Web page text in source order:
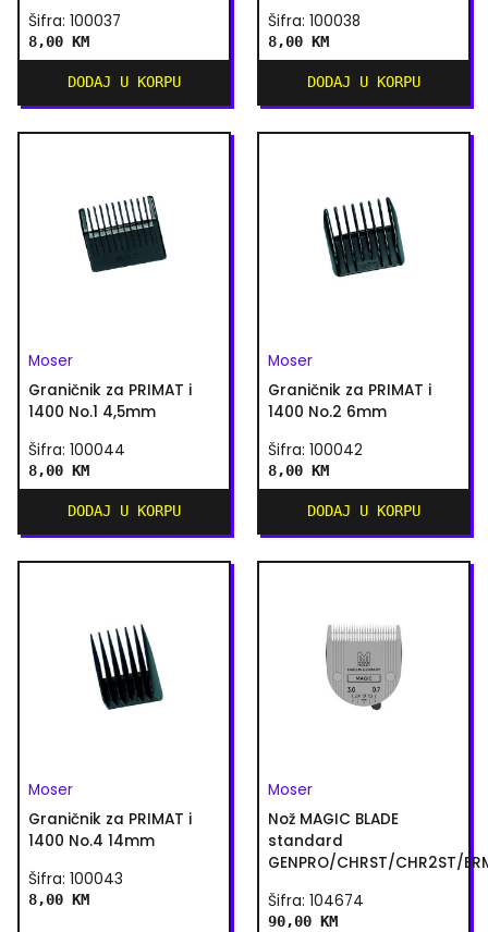
Šifra: 100037
8,00 KM
DODAJ U KORPU
Šifra: 100038
8,00 KM
DODAJ U KORPU
Moser
Graničnik za PRIMAT i
1400 No.1 4,5mm
Šifra: 100044
8,00 KM
DODAJ U KORPU
Moser
Graničnik za PRIMAT i
1400 No.2 6mm
Šifra: 100042
8,00 KM
DODAJ U KORPU
Moser
Graničnik za PRIMAT i
1400 No.4 14mm
Šifra: 100043
8,00 KM
Moser
Nož MAGIC BLADE
standard
GENPRO/CHRST/CHR2ST/
Šifra: 104674
90,00 KM